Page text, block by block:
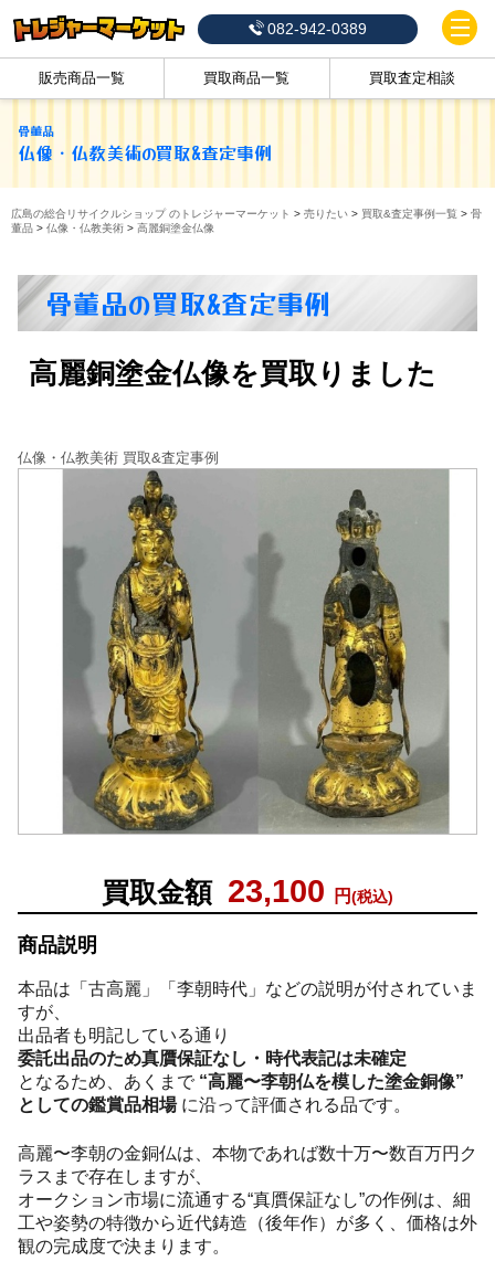
082-942-0389
販売商品一覧 買取商品一覧 買取査定相談
骨董品
仏像・仏教美術の買取&査定事例
広島の総合リサイクルショップ のトレジャーマーケット > 売りたい> 買取&査定事例一覧 > 骨
董品> 仏像・仏教美術> 高麗銅塗金仏像
骨董品の買取&査定事例
高麗銅塗金仏像を買取りました
買取金額 23,100 円(税込)
商品説明
本品は「古高麗」「李朝時代」などの説明が付されていま
すが、
出品者も明記している通り
委託出品のため真贋保証なし・時代表記は未確定
となるため、あくまで “高麗〜李朝仏を模した塗金銅像”
としての鑑賞品相場に沿って評価される品です。
高麗〜李朝の金銅仏は、本物であれば数十万〜数百万円ク
ラスまで存在しますが、
オークション市場に流通する“真贋保証なし”の作例は、細
工や姿勢の特徴から近代鋳造（後年作）が多く、価格は外
観の完成度で決まります。
仏像・仏教美術 買取&査定事例